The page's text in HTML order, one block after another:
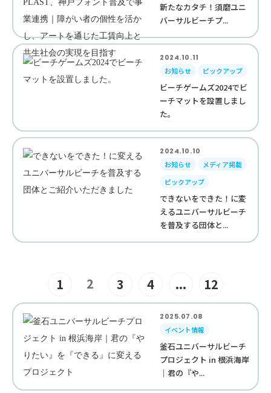
新たなカタチ！須磨ユニ
バーサルビーチプ...
2024.10.11
お知らせ
ピックアップ
ビーチゲームズ2024でビ
ーチマットを設置しまし
た。
2024.10.10
お知らせ
メディア掲載
ピックアップ
できないをできた！に変
えるユニバーサルビーチ
を普及する団体と...
1 2 3 4 ... 12
2025.07.08
イベント情報
釜石ユニバーサルビーチ
プロジェクト in 根浜海岸
｜君の『や...